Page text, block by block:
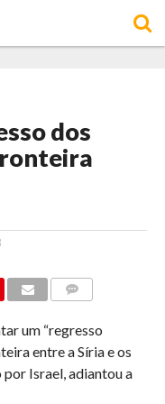
dos
um “regresso
entre a Síria e os
Israel, adiantou a